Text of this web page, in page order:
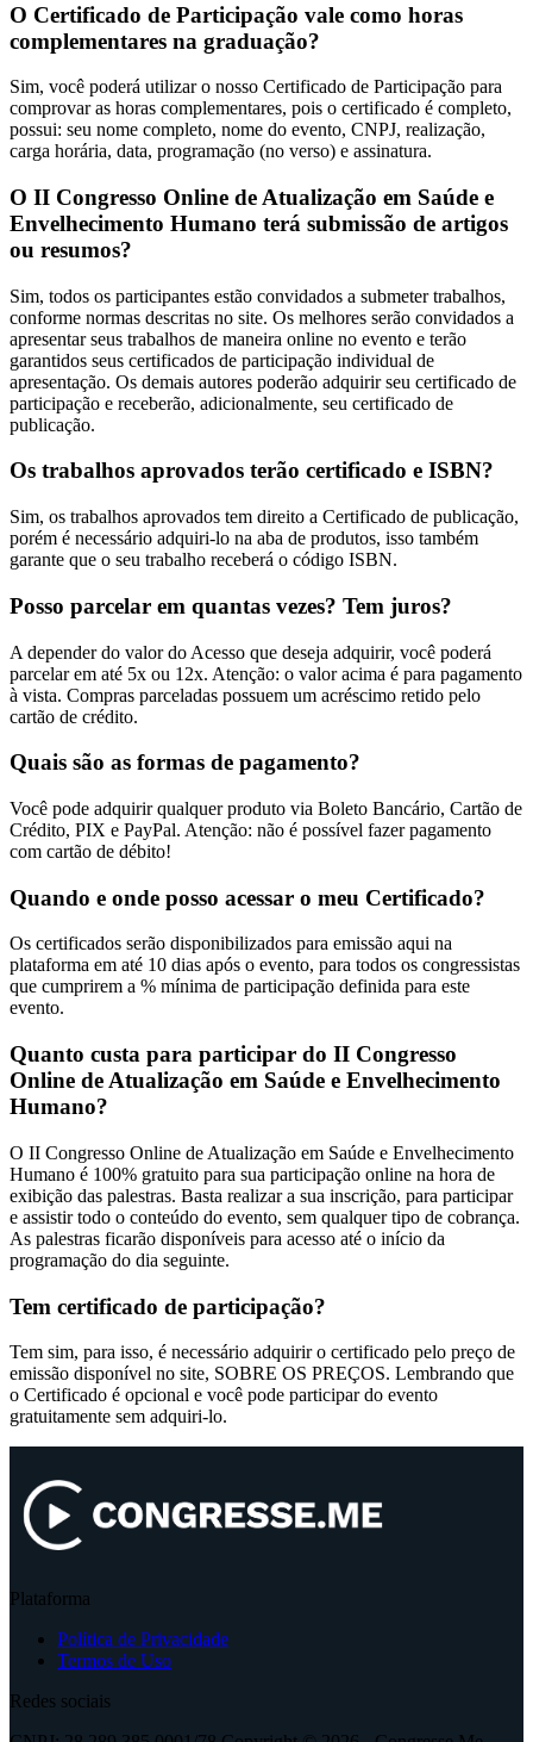
O Certificado de Participação vale como horas
complementares na graduação?
Sim, você poderá utilizar o nosso Certificado de Participação para
comprovar as horas complementares, pois o certificado é completo,
possui: seu nome completo, nome do evento, CNPJ, realização,
carga horária, data, programação (no verso) e assinatura.
O II Congresso Online de Atualização em Saúde e
Envelhecimento Humano terá submissão de artigos
ou resumos?
Sim, todos os participantes estão convidados a submeter trabalhos,
conforme normas descritas no site. Os melhores serão convidados a
apresentar seus trabalhos de maneira online no evento e terão
garantidos seus certificados de participação individual de
apresentação. Os demais autores poderão adquirir seu certificado de
participação e receberão, adicionalmente, seu certificado de
publicação.
Os trabalhos aprovados terão certificado e ISBN?
Sim, os trabalhos aprovados tem direito a Certificado de publicação,
porém é necessário adquiri-lo na aba de produtos, isso também
garante que o seu trabalho receberá o código ISBN.
Posso parcelar em quantas vezes? Tem juros?
A depender do valor do Acesso que deseja adquirir, você poderá
parcelar em até 5x ou 12x. Atenção: o valor acima é para pagamento
à vista. Compras parceladas possuem um acréscimo retido pelo
cartão de crédito.
Quais são as formas de pagamento?
Você pode adquirir qualquer produto via Boleto Bancário, Cartão de
Crédito, PIX e PayPal. Atenção: não é possível fazer pagamento
com cartão de débito!
Quando e onde posso acessar o meu Certificado?
Os certificados serão disponibilizados para emissão aqui na
plataforma em até 10 dias após o evento, para todos os congressistas
que cumprirem a % mínima de participação definida para este
evento.
Quanto custa para participar do II Congresso
Online de Atualização em Saúde e Envelhecimento
Humano?
O II Congresso Online de Atualização em Saúde e Envelhecimento
Humano é 100% gratuito para sua participação online na hora de
exibição das palestras. Basta realizar a sua inscrição, para participar
e assistir todo o conteúdo do evento, sem qualquer tipo de cobrança.
As palestras ficarão disponíveis para acesso até o início da
programação do dia seguinte.
Tem certificado de participação?
Tem sim, para isso, é necessário adquirir o certificado pelo preço de
emissão disponível no site, SOBRE OS PREÇOS. Lembrando que
o Certificado é opcional e você pode participar do evento
gratuitamente sem adquiri-lo.
Plataforma
Política de Privacidade
Termos de Uso
Redes sociais